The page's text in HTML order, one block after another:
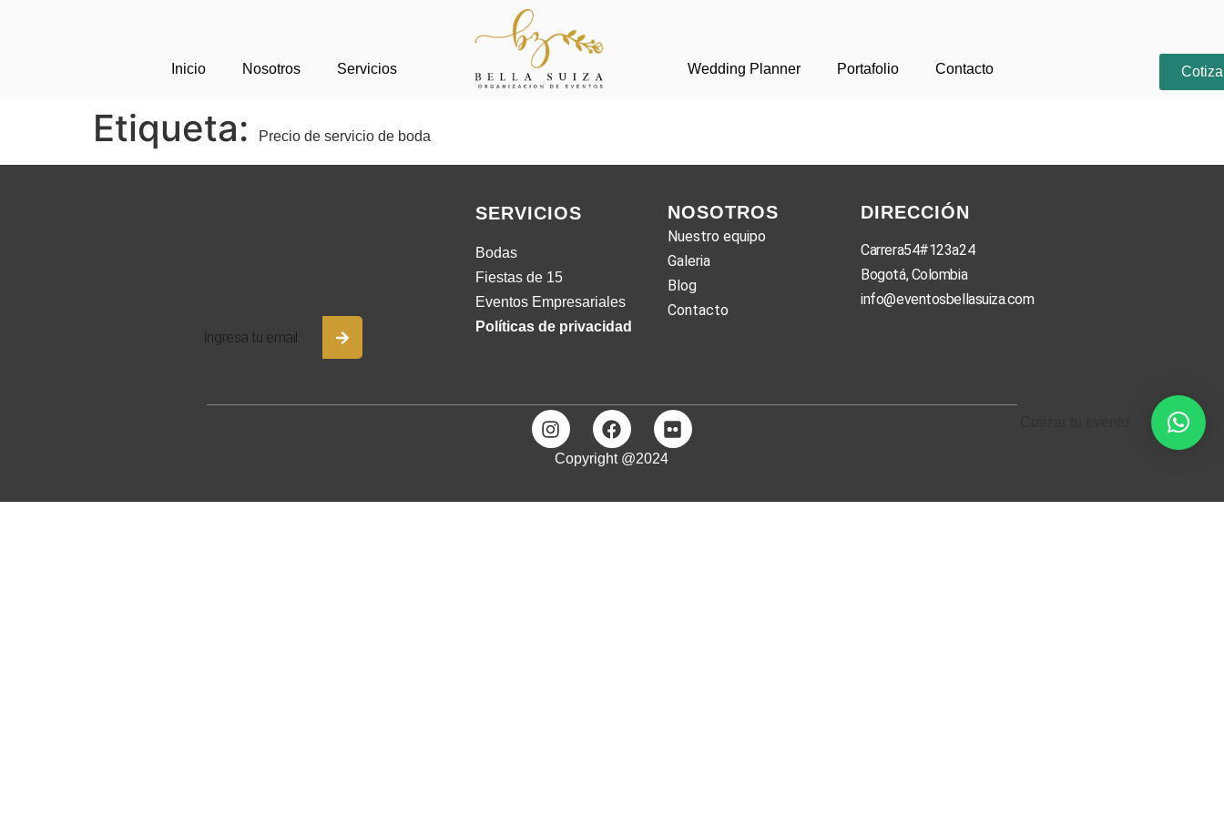
Inicio Nosotros Servicios Wedding Planner Portafolio Contacto
Etiqueta: Precio de servicio de boda
SERVICIOS
Bodas
Fiestas de 15
Eventos Empresariales
Políticas de privacidad
NOSOTROS
Nuestro equipo
Galeria
Blog
Contacto
DIRECCIÓN
Carrera54#123a24
Bogotá, Colombia
info@eventosbellasuiza.com
Copyright @2024